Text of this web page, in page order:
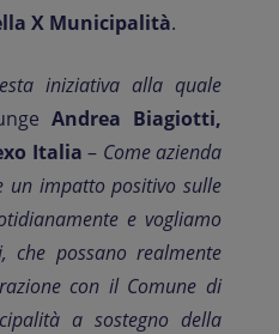
X Municipalità.
iniziativa alla quale
Andrea Biagiotti,
Italia – Come azienda
un impatto positivo sulle
e vogliamo
che possano realmente
con il Comune di
a sostegno della